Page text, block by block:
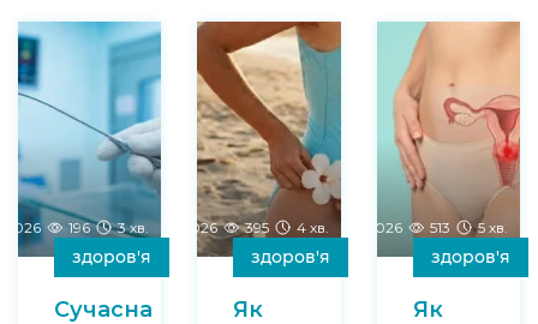
2026 196 3 хв.
здоров'я
Сучасна
17-05-2026 395 4 хв.
здоров'я
Як
01-05-2026 513 5 хв.
здоров'я
Як